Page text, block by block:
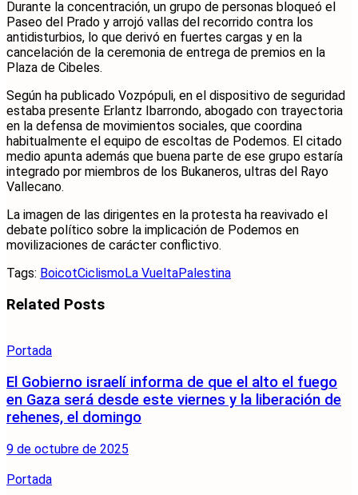
Durante la concentración, un grupo de personas bloqueó el
Paseo del Prado y arrojó vallas del recorrido contra los
antidisturbios, lo que derivó en fuertes cargas y en la
cancelación de la ceremonia de entrega de premios en la
Plaza de Cibeles.
Según ha publicado Vozpópuli, en el dispositivo de seguridad
estaba presente Erlantz Ibarrondo, abogado con trayectoria
en la defensa de movimientos sociales, que coordina
habitualmente el equipo de escoltas de Podemos. El citado
medio apunta además que buena parte de ese grupo estaría
integrado por miembros de los Bukaneros, ultras del Rayo
Vallecano.
La imagen de las dirigentes en la protesta ha reavivado el
debate político sobre la implicación de Podemos en
movilizaciones de carácter conflictivo.
Tags: BoicotCiclismoLa VueltaPalestina
Related Posts
Portada
El Gobierno israelí informa de que el alto el fuego
en Gaza será desde este viernes y la liberación de
rehenes, el domingo
9 de octubre de 2025
Portada